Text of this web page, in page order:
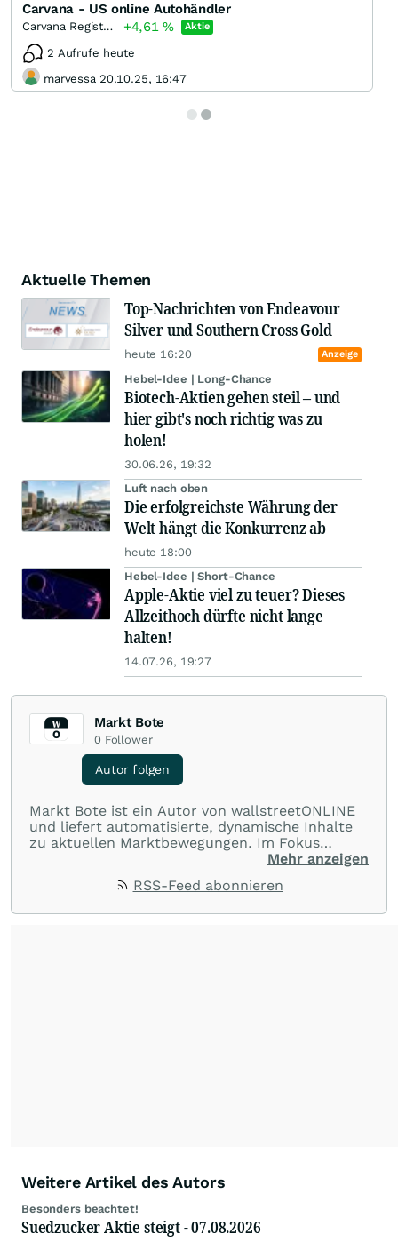
Carvana - US online Autohändler
Carvana Registered (A) +4,61% Aktie
2 Aufrufe heute
marvessa 20.10.25, 16:47
Aktuelle Themen
Top-Nachrichten von Endeavour
Silver und Southern Cross Gold
heute 16:20 Anzeige
Hebel-Idee | Long-Chance
Biotech-Aktien gehen steil – und
hier gibt's noch richtig was zu
holen!
30.06.26, 19:32
Luft nach oben
Die erfolgreichste Währung der
Welt hängt die Konkurrenz ab
heute 18:00
Hebel-Idee | Short-Chance
Apple-Aktie viel zu teuer? Dieses
Allzeithoch dürfte nicht lange
halten!
14.07.26, 19:27
Markt Bote
0 Follower
Autor folgen
Markt Bote ist ein Autor von wallstreetONLINE
und liefert automatisierte, dynamische Inhalte
zu aktuellen Marktbewegungen. Im Fokus
stehen Tops und Flops, Branchentrends und
Rohstoffe oder Krypto – die Beiträge sind kurz,
Mehr anzeigen
RSS-Feed abonnieren
Weitere Artikel des Autors
Besonders beachtet!
Suedzucker Aktie steigt - 07.08.2026